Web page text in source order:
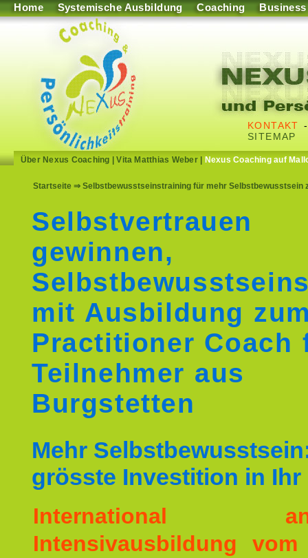
Home Systemische Ausbildung Coaching Business
KONTAKT
SITEMAP
Über Nexus Coaching |Vita Matthias Weber| Nexus Coaching auf
Startseite ⇒ Selbstbewusstseinstraining für mehr Selbstbewusstsein
Selbstvertrauen
gewinnen,
mit Ausbildung
Practitioner Coach
Teilnehmer aus
Burgstetten
Mehr
grösste Investition in Ihr
International
Intensivausbildung vom